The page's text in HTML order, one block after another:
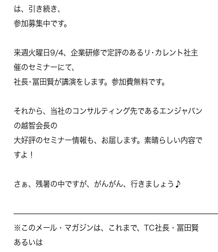
は、引き続き、
参加募集中です。
来週火曜日9/4、企業研修で定評のあるリ･カレント社主
催のセミナーにて、
社長･冨田賢が講演をします。参加費無料です。
それから、当社のコンサルティング先であるエンジャパン
の越智会長の
大好評のセミナー情報も、お届します。素晴らしい内容で
すよ！
さぁ、残暑の中ですが、がんがん、行きましょう♪
※このメール・マガジンは、これまで、TC社長・冨田賢
あるいは